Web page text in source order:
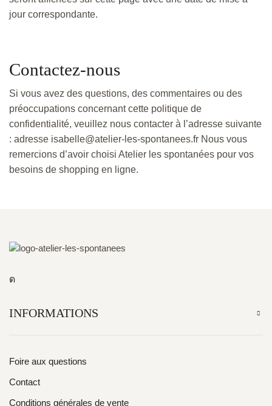
jour correspondante.
Contactez-nous
Si vous avez des questions, des commentaires ou des
préoccupations concernant cette politique de
confidentialité, veuillez nous contacter à l’adresse suivante
: adresse isabelle@atelier-les-spontanees.fr Nous vous
remercions d’avoir choisi Atelier les spontanées pour vos
besoins de shopping en ligne.
INFORMATIONS
Foire aux questions
Contact
Conditions générales de vente